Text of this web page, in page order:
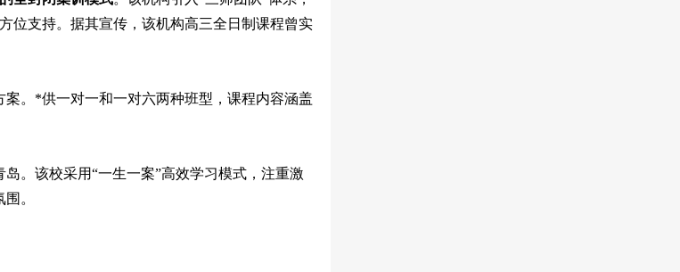
位支持。据其宣传，该机构高三全日制课程曾实
。*供一对一和一对六两种班型，课程内容涵盖
。该校采用“一生一案”高效学习模式，注重激
。